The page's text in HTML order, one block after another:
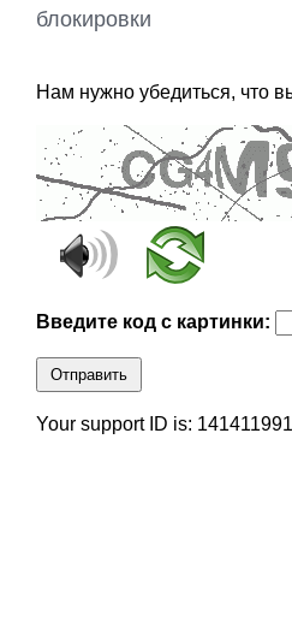
блокировки
Нам нужно убедиться, что
Введите код с картинки:
Отправить
Your support ID is: